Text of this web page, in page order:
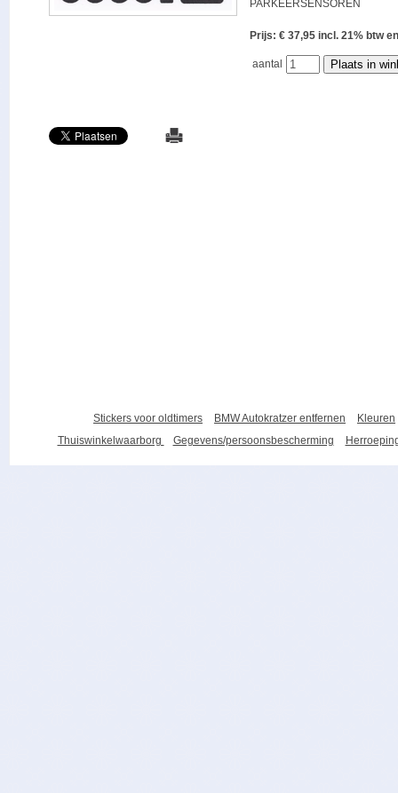
PARKEERSENSOREN
Prijs: € 37,95 incl. 21% btw
aantal
Stickers voor oldtimers BMW Autokratzer entfernen
Kleuren
Thuiswinkelwaarborg
Gegevens/persoonsbescherming